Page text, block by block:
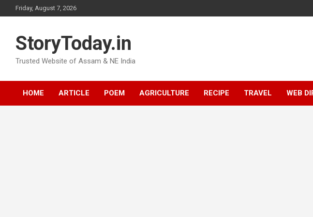
to
Friday, August 7, 2026
StoryToday.in
Trusted Website of Assam & NE India
HOME ARTICLE POEM AGRICULTURE RECIPE TRAVEL WEB